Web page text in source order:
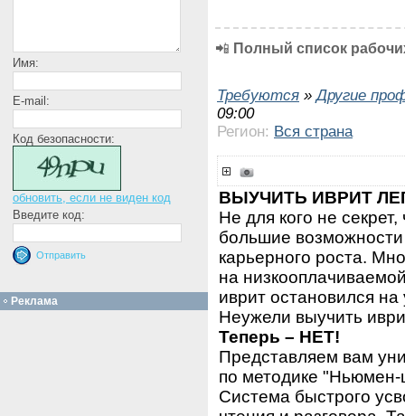
📲 Полный список
Требуются »Другие
09:00
Регион: Вся страна
ВЫУЧИТЬ ИВРИТ
Не для кого не
большие
карьерного роста.
на
иврит остановился
Неужели выучить
Теперь – НЕТ!
Представляем вам
по методике "Ньюмен-
Система быстрого
Имя:
E-mail:
Код безопасности:
обновить, если не виден код
Введите код:
Реклама